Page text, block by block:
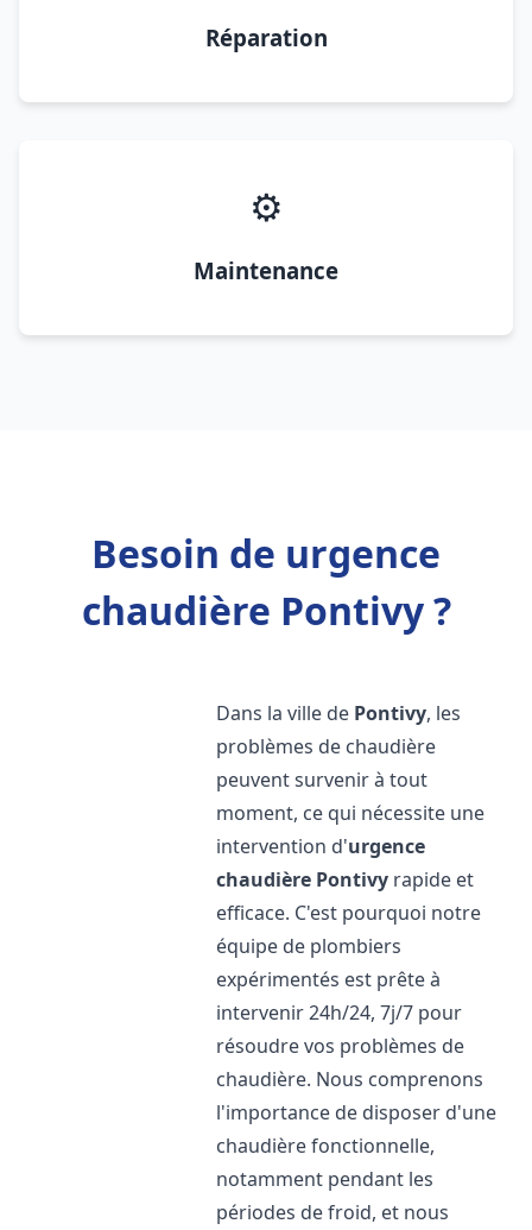
Réparation
⚙️
Maintenance
Besoin de urgence
chaudière Pontivy ?
Dans la ville de Pontivy, les
problèmes de chaudière
peuvent survenir à tout
moment, ce qui nécessite une
intervention d'urgence
chaudière Pontivy rapide et
efficace. C'est pourquoi notre
équipe de plombiers
expérimentés est prête à
intervenir 24h/24, 7j/7 pour
résoudre vos problèmes de
chaudière. Nous comprenons
l'importance de disposer d'une
chaudière fonctionnelle,
notamment pendant les
périodes de froid, et nous